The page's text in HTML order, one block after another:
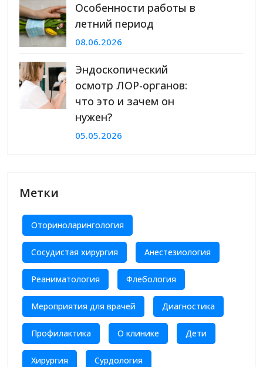
Особенности работы в
летний период
08.06.2026
Эндоскопический
осмотр ЛОР-органов:
что это и зачем он
нужен?
05.05.2026
Метки
Оториноларингология
Сосудистая хирургия Анестезиология
Реаниматология Флебология
Мероприятия для врачей Диагностика
Профилактика О клинике Дети
Хирургия Сурдология